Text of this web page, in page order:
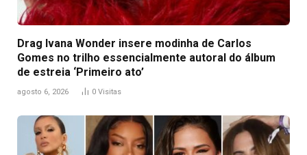
Drag Ivana Wonder insere modinha de Carlos
Gomes no trilho essencialmente autoral do álbum
de estreia ‘Primeiro ato’
agosto 6, 2026 0 Visitas